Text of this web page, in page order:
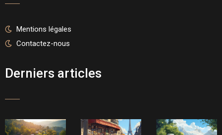
Mentions légales
Contactez-nous
Derniers articles